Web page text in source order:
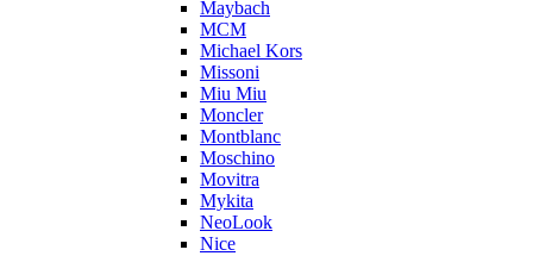
Maybach
MCM
Michael Kors
Missoni
Miu Miu
Moncler
Montblanc
Moschino
Movitra
Mykita
NeoLook
Nice